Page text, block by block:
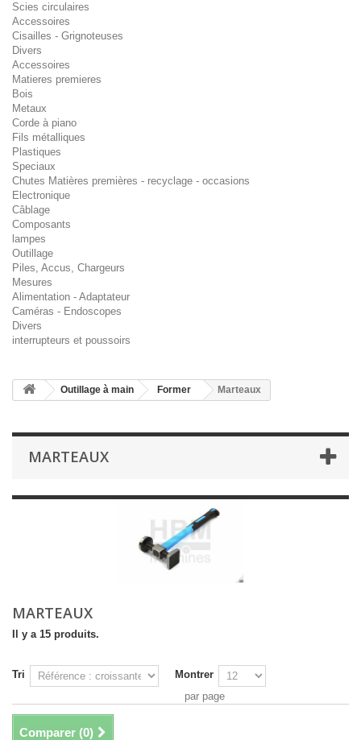
Scies circulaires
Accessoires
Cisailles - Grignoteuses
Divers
Accessoires
Matieres premieres
Bois
Metaux
Corde à piano
Fils métalliques
Plastiques
Speciaux
Chutes Matières premières - recyclage - occasions
Electronique
Câblage
Composants
lampes
Outillage
Piles, Accus, Chargeurs
Mesures
Alimentation - Adaptateur
Caméras - Endoscopes
Divers
interrupteurs et poussoirs
Outillage à main Former Marteaux
MARTEAUX
MARTEAUX
Il y a 15 produits.
Tri
Montrer
par page
Comparer (0)